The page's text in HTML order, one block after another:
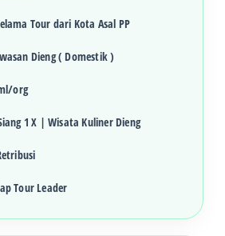
Tour dari Kota Asal PP
Dieng ( Domestik )
org
1 X | Wisata Kuliner Dieng
Tour Leader